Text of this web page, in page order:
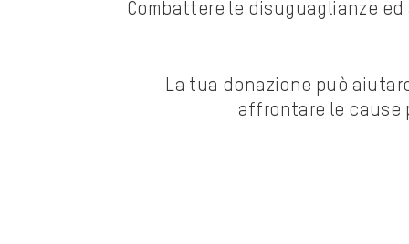
Combattere le disuguaglianze
La tua donazione può
affrontare le cause